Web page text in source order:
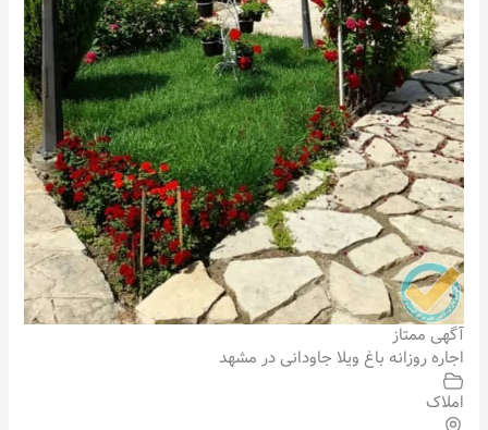
آگهی ممتاز
اجاره روزانه باغ ویلا جاودانی در مشهد
املاک